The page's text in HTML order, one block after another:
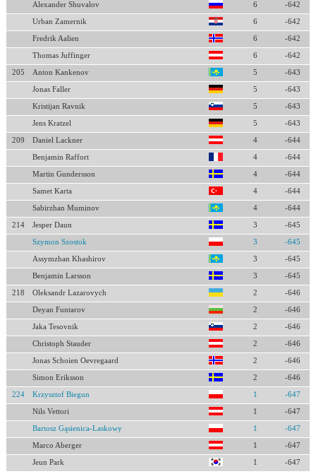
Alexander Shuvalov 6 -642
Urban Zamernik 6 -642
Fredrik Aalien 6 -642
Thomas Juffinger 6 -642
205 Anton Kankenov 5 -643
Jonas Faller 5 -643
Kristijan Ravnik 5 -643
Jens Kratzel 5 -643
209 Daniel Lackner 4 -644
Benjamin Raffort 4 -644
Martin Gundersson 4 -644
Samet Karta 4 -644
Sabirzhan Muminov 4 -644
214 Jesper Daun 3 -645
Szymon Szostok 3 -645
Assymzhan Khashirov 3 -645
Benjamin Larsson 3 -645
218 Oleksandr Lazarovych 2 -646
Deyan Funtarov 2 -646
Jaka Tesovnik 2 -646
Christoph Stauder 2 -646
Jonas Schoien Oevregaard 2 -646
Simon Eriksson 2 -646
224 Krzysztof Biegun 1 -647
Nils Vettori 1 -647
Bartosz Gąsienica-Laskowy 1 -647
Marco Aberger 1 -647
Jeun Park 1 -647